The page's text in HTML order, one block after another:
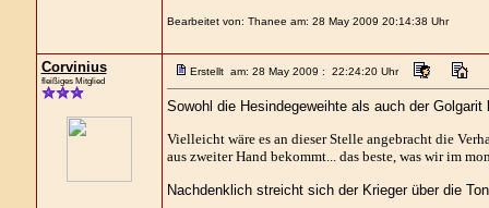
Bearbeitet von: Thanee am: 28 May 2009 20:14:38 Uhr
Corvinius
fleißiges Mitglied
Erstellt am: 28 May 2009 : 22:24:20 Uhr
Sowohl die Hesindegeweihte als auch der
Vielleicht wäre es an dieser Stelle angebracht die
aus zweiter Hand bekommt... das beste, was wir im
Nachdenklich streicht sich der Krieger über die